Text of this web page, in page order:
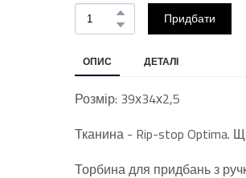
Придбати
ОПИС ДЕТАЛІ
Розмір: 39х34х2,5
Тканина - Rip-stop Optima.
Торбина для придбань з